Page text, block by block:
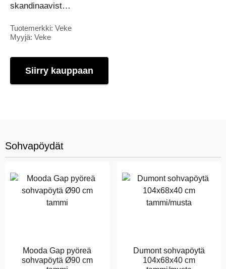
skandinaavist…
Tuotemerkki: Veke
Myyjä: Veke
Siirry kauppaan
Sohvapöydät
Mooda Gap pyöreä
sohvapöytä Ø90 cm
Dumont sohvapöytä
104x68x40 cm